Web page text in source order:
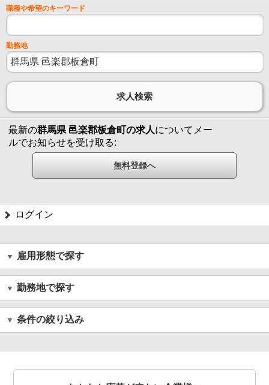
職種や希望のキーワード
勤務地
最新の群馬県 邑楽郡板倉町の求人についてメー
ルでお知らせを受け取る:
ログイン
雇用形態で探す
勤務地で探す
条件の絞り込み